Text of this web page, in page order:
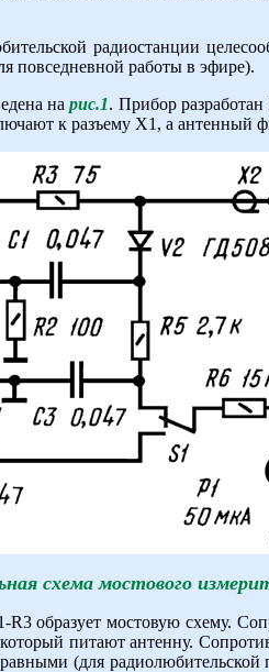
радиостанции
повседневной работы в эфире).
нарис.1. Прибор
к разъему Х1, а антенный
схема мостового
R3 образует мостовую схему.
питают антенну.
(для радиолюбительской